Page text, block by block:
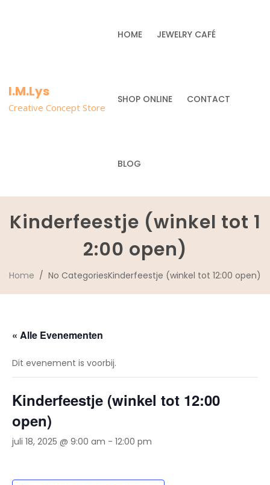
I.M.Lys
Creative Concept Store
HOME JEWELRY CAFÉ
SHOP ONLINE CONTACT
BLOG
Kinderfeestje (winkel tot 1
2:00 open)
Home / No CategoriesKinderfeestje (winkel tot 12:00 open)
« Alle Evenementen
Dit evenement is voorbij.
Kinderfeestje (winkel tot 12:00
open)
juli 18, 2025 @ 9:00 am - 12:00 pm